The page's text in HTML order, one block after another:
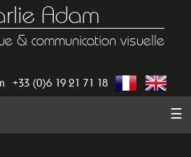
Adam
& communication visuelle
+33 (0)6 19 21 71 18
☰